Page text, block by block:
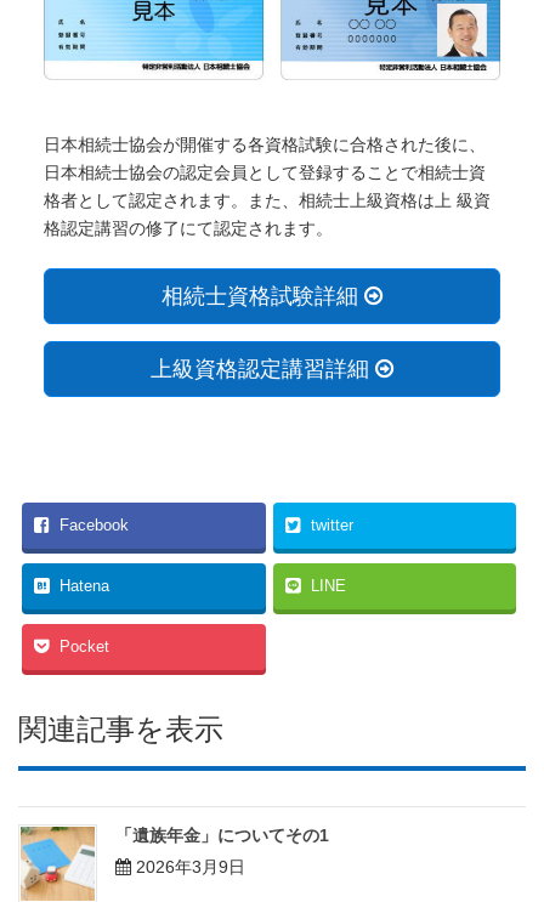
日本相続士協会が開催する各資格試験に合格された後に、
日本相続士協会の認定会員として登録することで相続士資
格者として認定されます。また、相続士上級資格は上 級資
格認定講習の修了にて認定されます。
相続士資格試験詳細
上級資格認定講習詳細
Facebook twitter
Hatena LINE
Pocket
関連記事を表示
「遺族年金」についてその1
2026年3月9日